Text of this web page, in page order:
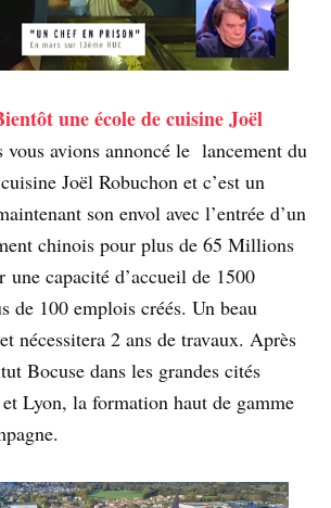
une école de cuisine Joël
vous avions annoncé le lancement du
Joël Robuchon et c’est un
son envol avec l’entrée d’un
chinois pour plus de 65 Millions
une capacité d’accueil de 1500
de 100 emplois créés. Un beau
nécessitera 2 ans de travaux. Après
Bocuse dans les grandes cités
Lyon, la formation haut de gamme